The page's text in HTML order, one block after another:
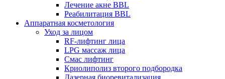
Лечение акне BBL
Реабилитация BBL
Аппаратная косметология
Уход за лицом
RF-лифтинг лица
LPG массаж лица
Смас лифтинг
Криолиполиз второго подбородка
Лазерная биоревитализация